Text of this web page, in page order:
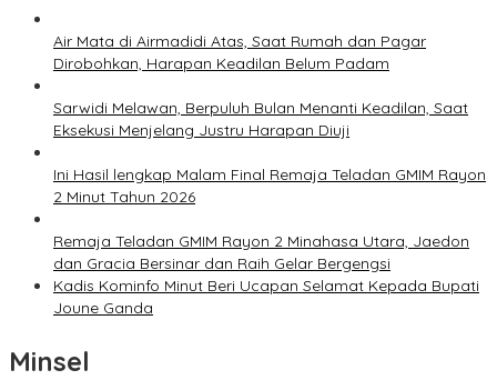
Air Mata di Airmadidi Atas, Saat Rumah dan Pagar
Dirobohkan, Harapan Keadilan Belum Padam
Sarwidi Melawan, Berpuluh Bulan Menanti Keadilan, Saat
Eksekusi Menjelang Justru Harapan Diuji
Ini Hasil lengkap Malam Final Remaja Teladan GMIM Rayon
2 Minut Tahun 2026
Remaja Teladan GMIM Rayon 2 Minahasa Utara, Jaedon
dan Gracia Bersinar dan Raih Gelar Bergengsi
Kadis Kominfo Minut Beri Ucapan Selamat Kepada Bupati
Joune Ganda
Minsel